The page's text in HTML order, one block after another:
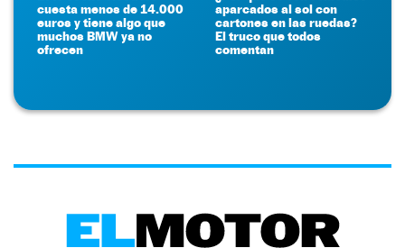
cuesta menos de 14.000
euros y tiene algo que
muchos BMW ya no
ofrecen
aparcados al sol con
cartones en las ruedas?
El truco que todos
comentan